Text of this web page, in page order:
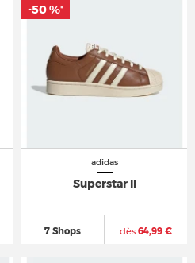
adidas
Superstar II
7 Shops dès64,99 €
-50 %*